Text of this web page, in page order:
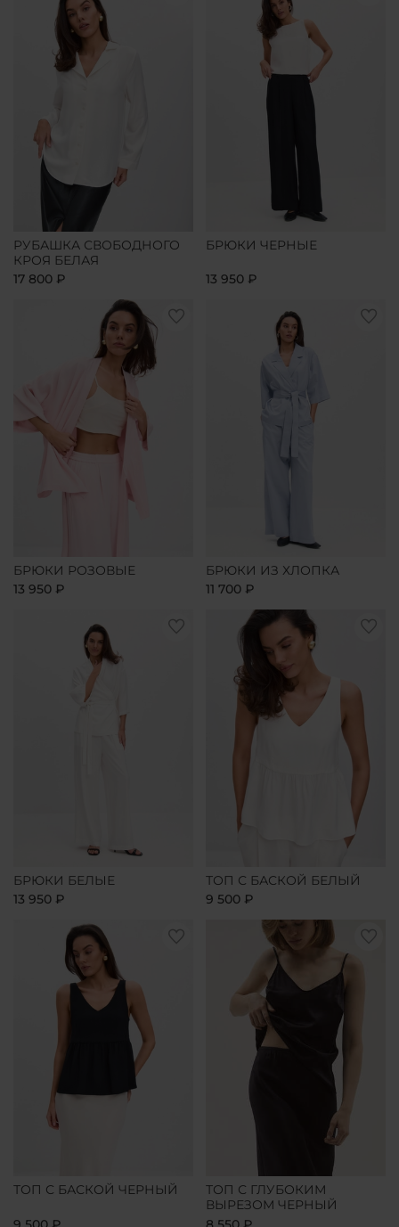
РУБАШКА СВОБОДНОГО
КРОЯ БЕЛАЯ
17 800 ₽
БРЮКИ ЧЕРНЫЕ
13 950 ₽
БРЮКИ РОЗОВЫЕ
13 950 ₽
БРЮКИ ИЗ ХЛОПКА
11 700 ₽
БРЮКИ БЕЛЫЕ
13 950 ₽
ТОП С БАСКОЙ БЕЛЫЙ
9 500 ₽
ТОП С БАСКОЙ ЧЕРНЫЙ
ТОП С ГЛУБОКИМ
ВЫРЕЗОМ ЧЕРНЫЙ